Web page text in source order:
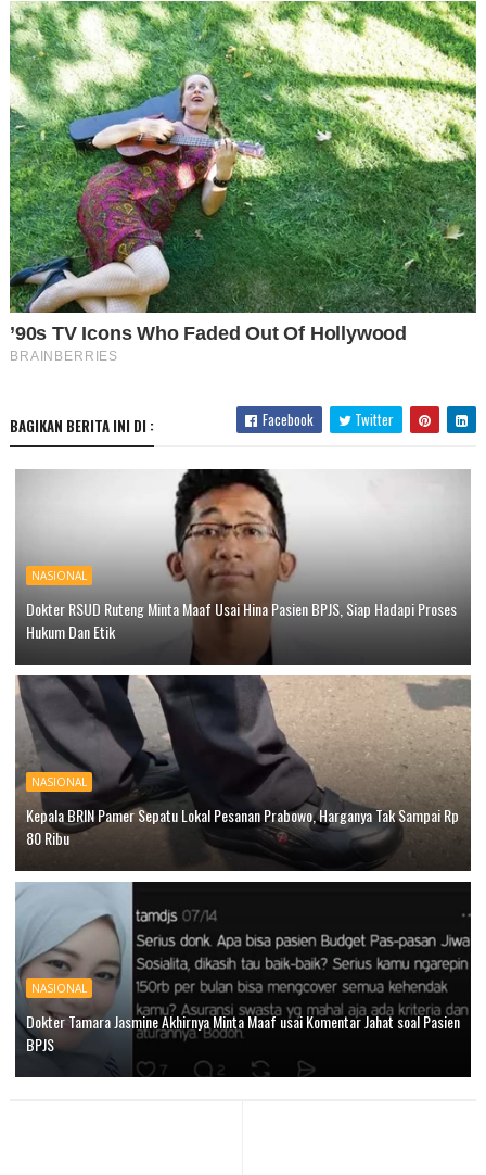
BAGIKAN BERITA INI DI : Facebook Twitter
NASIONAL
Dokter RSUD Ruteng Minta Maaf Usai Hina Pasien BPJS, Siap Hadapi Proses
Hukum Dan Etik
NASIONAL
Kepala BRIN Pamer Sepatu Lokal Pesanan Prabowo, Harganya Tak Sampai Rp
80 Ribu
NASIONAL
Dokter Tamara Jasmine Akhirnya Minta Maaf usai Komentar Jahat soal Pasien
BPJS